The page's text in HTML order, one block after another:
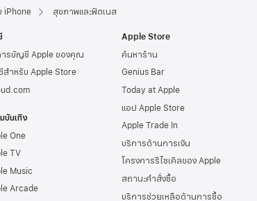
iPhone
สุขภาพและฟิตเนส
รบัญชี Apple ของคุณ
ำหรับ Apple Store
บันเทิง
One
TV
Music
Arcade
Apple Store
ค้นหาร้าน
Genius Bar
Today at Apple
แอป Apple Store
Apple Trade In
บริการด้านการเงิน
โครงการรีไซเคิลของ Apple
สถานะคำสั่งซื้อ
บริการช่วยเหลือด้านการซื้อ